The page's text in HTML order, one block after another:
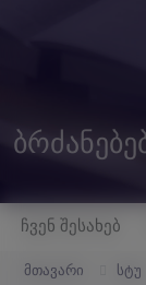
ჩვენ შესახებ
მთავარი სტუ